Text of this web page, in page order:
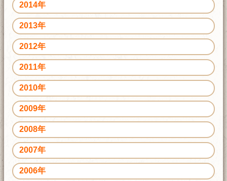
2014年
2013年
2012年
2011年
2010年
2009年
2008年
2007年
2006年